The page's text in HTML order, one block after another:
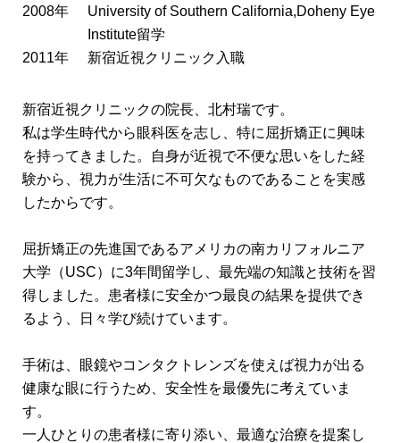
新宿近視クリニックの院長、北村瑞です。
私は学生時代から眼科医を志し、特に屈折矯正に興味
を持ってきました。自身が近視で不便な思いをした経
験から、視力が生活に不可欠なものであることを実感
したからです。
屈折矯正の先進国であるアメリカの南カリフォルニア
大学（USC）に3年間留学し、最先端の知識と技術を習
得しました。患者様に安全かつ最良の結果を提供でき
るよう、日々学び続けています。
手術は、眼鏡やコンタクトレンズを使えば視力が出る
健康な眼に行うため、安全性を最優先に考えていま
す。
一人ひとりの患者様に寄り添い、最適な治療を提案し
2008年
University of Southern California,Doheny Eye
Institute留学
2011年
新宿近視クリニック入職